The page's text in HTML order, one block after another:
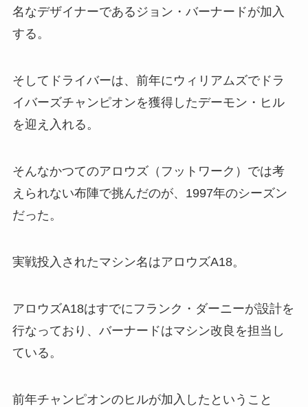
名なデザイナーであるジョン・バーナードが加入
する。
そしてドライバーは、前年にウィリアムズでドラ
イバーズチャンピオンを獲得したデーモン・ヒル
を迎え入れる。
そんなかつてのアロウズ（フットワーク）では考
えられない布陣で挑んだのが、1997年のシーズン
だった。
実戦投入されたマシン名はアロウズA18。
アロウズA18はすでにフランク・ダーニーが設計を
行なっており、バーナードはマシン改良を担当し
ている。
前年チャンピオンのヒルが加入したということ